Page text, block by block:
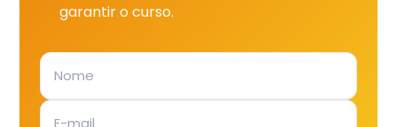
garantir o curso.